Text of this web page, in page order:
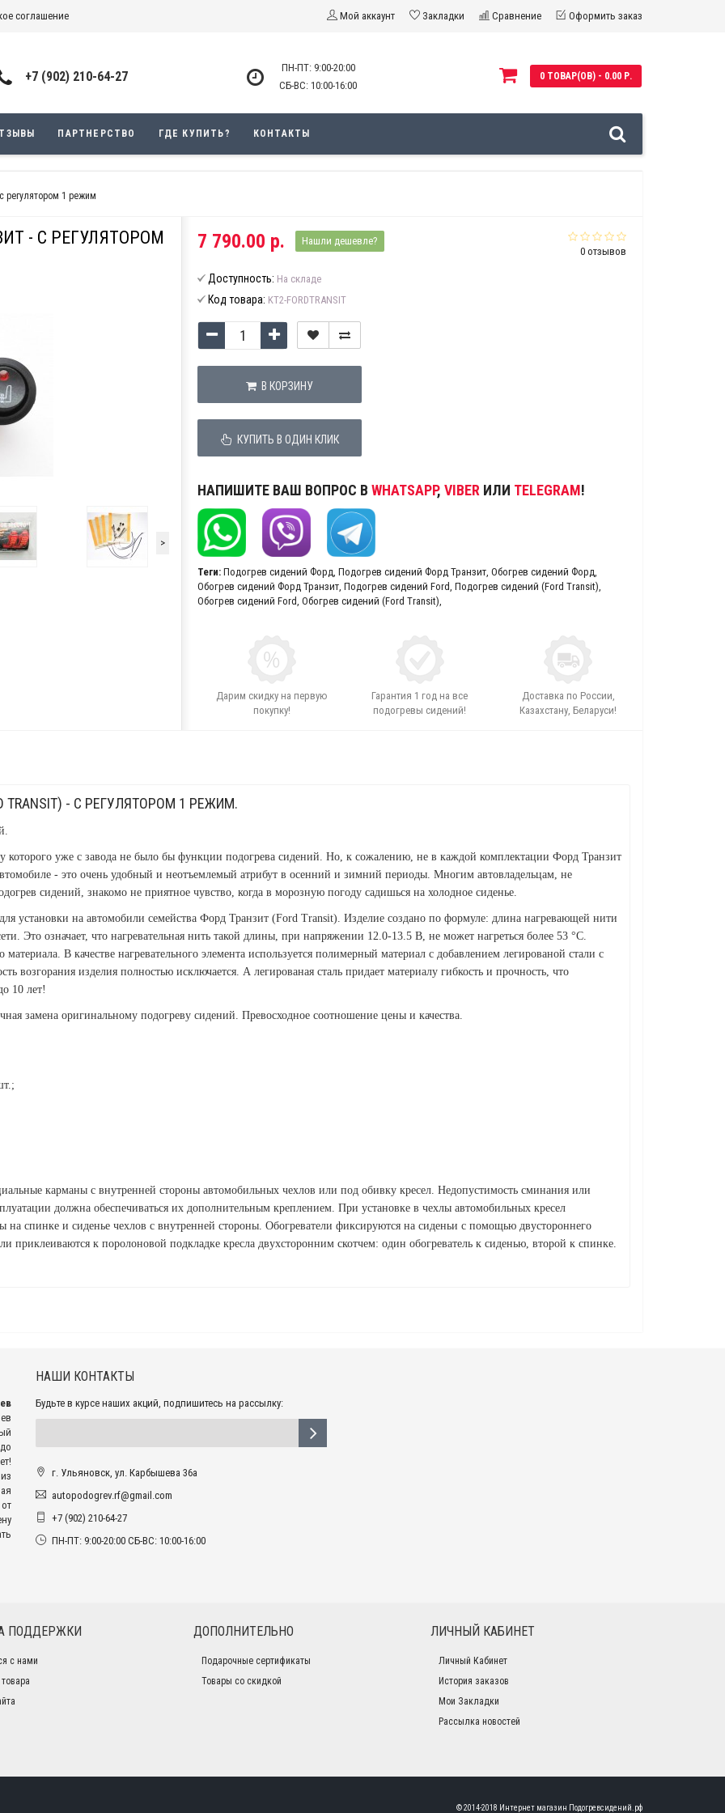
соглашение Мой аккаунт Закладки Сравнение Оформить заказ
+7 (902) 210-64-27
ПН-ПТ: 9:00-20:00
СБ-ВС: 10:00-16:00
0 ТОВАР(ОВ) - 0.00 Р.
ПАРТНЕРСТВО ГДЕ КУПИТЬ? КОНТАКТЫ
регулятором 1 режим
- С РЕГУЛЯТОРОМ
>
0 отзывов
7 790.00 р. Нашли дешевле?
Доступность: На складе
Код товара: KT2-FORDTRANSIT
В КОРЗИНУ
КУПИТЬ В ОДИН КЛИК
НАПИШИТЕ ВАШ ВОПРОС В WHATSAPP, VIBER ИЛИ TELEGRAM!
Теги: Подогрев сидений Форд Подогрев сидений Форд Транзит Обогрев сидений Форд
Обогрев сидений Форд Транзит Подогрев сидений Ford Подогрев сидений (Ford Transit)
Обогрев сидений Ford Обогрев сидений (Ford Transit)
Дарим скидку на первую
покупку!
Гарантия 1 год на все
подогревы сидений!
Доставка по России,
Казахстану, Беларуси!
- С РЕГУЛЯТОРОМ 1 РЕЖИМ.
которого уже с завода не было бы функции подогрева сидений. Но, к сожалению, не в каждой комплектации Форд Транзит
- это очень удобный и неотъемлемый атрибут в осенний и зимний периоды. Многим автовладельцам, не
сидений, знакомо не приятное чувство, когда в морозную погоду садишься на холодное сиденье.
установки на автомобили семейства Форд Транзит (Ford Transit). Изделие создано по формуле: длина нагревающей нити
Это означает, что нагревательная нить такой длины, при напряжении 12.0-13.5 В, не может нагреться более 53 °С.
материала. В качестве нагревательного элемента используется полимерный материал с добавлением легированой стали с
возгорания изделия полностью исключается. А легированая сталь придает материалу гибкость и прочность, что
10 лет!
замена оригинальному подогреву сидений. Превосходное соотношение цены и качества.
карманы с внутренней стороны автомобильных чехлов или под обивку кресел. Недопустимость сминания или
должна обеспечиваться их дополнительным креплением. При установке в чехлы автомобильных кресел
на спинке и сиденье чехлов с внутренней стороны. Обогреватели фиксируются на сиденьи с помощью двустороннего
приклеиваются к поролоновой подкладке кресла двухсторонним скотчем: один обогреватель к сиденью, второй к спинке.
НАШИ КОНТАКТЫ
Будьте в курсе наших акций, подпишитесь на рассылку:
г. Ульяновск, ул. Карбышева 36а
autopodogrev.rf@gmail.com
+7 (902) 210-64-27
ПН-ПТ: 9:00-20:00 СБ-ВС: 10:00-16:00
ПОДДЕРЖКИ
с нами
ДОПОЛНИТЕЛЬНО
Подарочные сертификаты
Товары со скидкой
ЛИЧНЫЙ КАБИНЕТ
Личный Кабинет
История заказов
Мои Закладки
Рассылка новостей
© 2014-2018 Интернет магазин Подогревсидений.рф